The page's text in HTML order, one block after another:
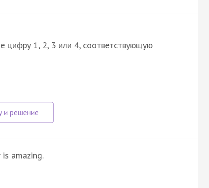
цифру 1, 2, 3 или 4, соответствующую
amazing.